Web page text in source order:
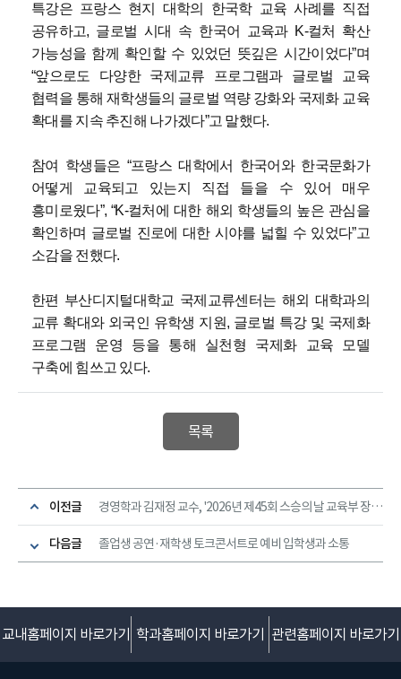
특강은 프랑스 현지 대학의 한국학 교육 사례를 직접
공유하고, 글로벌 시대 속 한국어 교육과 K-컬처 확산
가능성을 함께 확인할 수 있었던 뜻깊은 시간이었다”며
“앞으로도 다양한 국제교류 프로그램과 글로벌 교육
협력을 통해 재학생들의 글로벌 역량 강화와 국제화 교육
확대를 지속 추진해 나가겠다”고 말했다.
참여 학생들은 “프랑스 대학에서 한국어와 한국문화가
어떻게 교육되고 있는지 직접 들을 수 있어 매우
흥미로웠다”, “K-컬처에 대한 해외 학생들의 높은 관심을
확인하며 글로벌 진로에 대한 시야를 넓힐 수 있었다”고
소감을 전했다.
한편 부산디지털대학교 국제교류센터는 해외 대학과의
교류 확대와 외국인 유학생 지원, 글로벌 특강 및 국제화
프로그램 운영 등을 통해 실천형 국제화 교육 모델
구축에 힘쓰고 있다.
목록
이전글 경영학과 김재정 교수, '2026년 제45회 스승의 날 교육부 장관 표창' 수상
다음글 졸업생 공연·재학생 토크콘서트로 예비 입학생과 소통
교내홈페이지 바로가기 학과홈페이지 바로가기 관련홈페이지 바로가기